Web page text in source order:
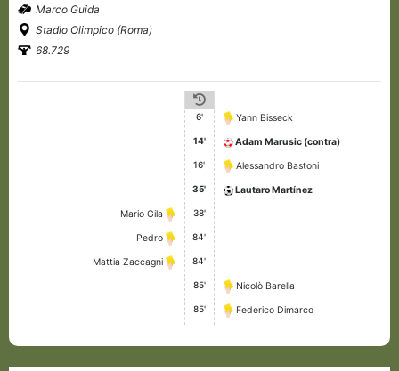
Marco Guida
Stadio Olimpico (Roma)
68.729
6' Yann Bisseck
14' Adam Marusic (contra)
16' Alessandro Bastoni
35' Lautaro Martínez
Mario Gila 38'
Pedro 84'
Mattia Zaccagni 84'
85' Nicolò Barella
85' Federico Dimarco